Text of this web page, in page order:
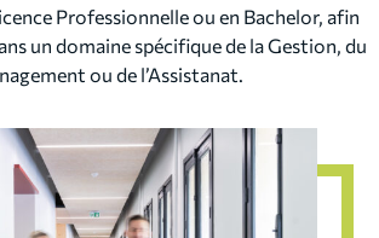
Professionnelle ou en Bachelor, afin
un domaine spécifique de la Gestion, du
ou de l’Assistanat.